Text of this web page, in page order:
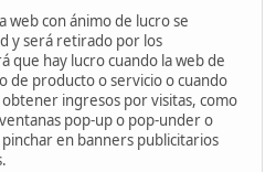
web con ánimo de lucro se
y será retirado por los
que hay lucro cuando la web de
de producto o servicio o cuando
obtener ingresos por visitas, como
pop-up o pop-under o
en banners publicitarios